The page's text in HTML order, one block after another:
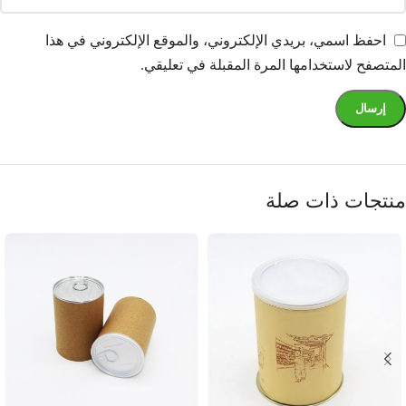
احفظ اسمي، بريدي الإلكتروني، والموقع الإلكتروني في هذا
المتصفح لاستخدامها المرة المقبلة في تعليقي.
منتجات ذات صلة